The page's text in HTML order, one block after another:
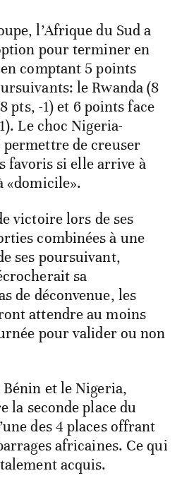
l’Afrique du Sud a
pour terminer en
comptant 5 points
le Rwanda (8
pts, -1) et 6 points face
Le choc Nigeria-
de creuser
favoris si elle arrive à
«domicile».
victoire lors de ses
combinées à une
ses poursuivant,
sa
de déconvenue, les
attendre au moins
pour valider ou non
et le Nigeria,
la seconde place du
des 4 places offrant
africaines. Ce qui
acquis.